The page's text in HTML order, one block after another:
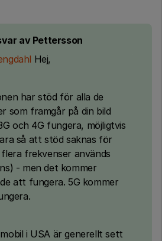
av Pettersson
Hej,
har stöd för alla de
som framgår på din bild
och 4G fungera, möjligtvis
så att stöd saknas för
frekvenser används
- men det kommer
att fungera. 5G kommer
i USA är generellt sett